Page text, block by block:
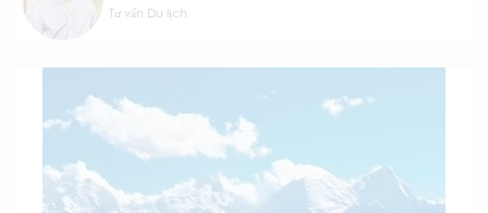
Tư vấn Du lịch